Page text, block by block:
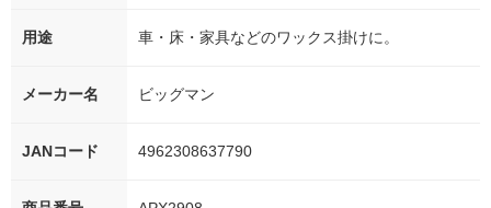
用途 車・床・家具などのワックス掛けに。
メーカー名 ビッグマン
JANコード 4962308637790